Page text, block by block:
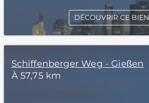
DÉCOUVRIR CE BIEN
Schiffenberger Weg - Gießen
À 57,75 km